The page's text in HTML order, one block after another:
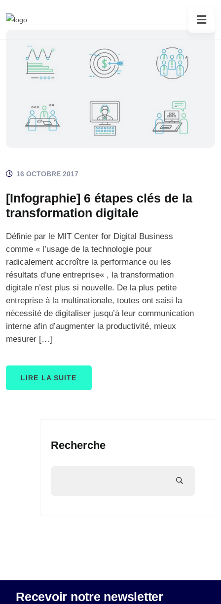
16 OCTOBRE 2017
[Infographie] 6 étapes clés de la
transformation digitale
Définie par le MIT Center for Digital Business
comme « l’usage de la technologie pour
radicalement accroître la performance ou les
résultats d’une entreprise« , la transformation
digitale n’est plus si nouvelle. De la plus petite
entreprise à la multinationale, toutes ont saisi la
nécessité de digitaliser jusqu’à leur communication
interne afin d’augmenter la productivité, mieux
mesurer […]
LIRE LA SUITE
Recherche
Recevoir notre newsletter